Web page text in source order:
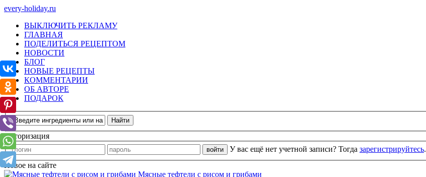
every-holiday.ru
ВЫКЛЮЧИТЬ РЕКЛАМУ
ГЛАВНАЯ
ПОДЕЛИТЬСЯ РЕЦЕПТОМ
НОВОСТИ
БЛОГ
НОВЫЕ РЕЦЕПТЫ
КОММЕНТАРИИ
ОБ АВТОРЕ
ПОДАРОК
Авторизация
У вас ещё нет учетной записи? Тогда зарегистрируйтесь.
Новое на сайте
Мясные тефтели с рисом и грибами